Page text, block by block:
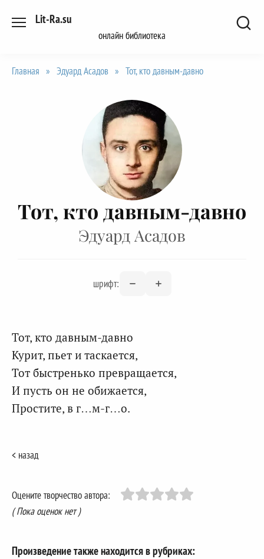
Lit-Ra.su
онлайн библиотека
Главная » Эдуард Асадов » Тот, кто давным-давно
Тот, кто давным-давно
Эдуард Асадов
шрифт:
Тот, кто давным-давно
Курит, пьет и таскается,
Тот быстренько превращается,
И пусть он не обижается,
Простите, в г…м-г…о.
< назад
Оцените творчество автора:
( Пока оценок нет )
Произведение также находится в рубриках: